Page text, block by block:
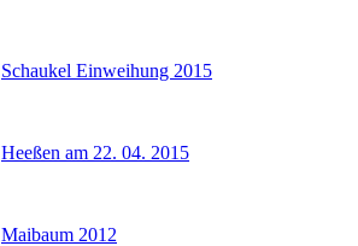
Schaukel Einweihung 2015
Heeßen am 22. 04. 2015
Maibaum 2012